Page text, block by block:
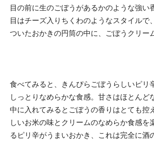
目の前に生のごぼうがあるかのような強い
目はチーズ入りちくわのようなスタイルで
ついたおかきの円筒の中に、ごぼうクリー
食べてみると、きんぴらごぼうらしいピリ
しっとりなめらかな食感。甘さはほとんど
中に入れてみるとごぼうの香りはとても控
しいお米の味とクリームのなめらか食感を
るピリ辛がうまいおかき、これは完全に酒